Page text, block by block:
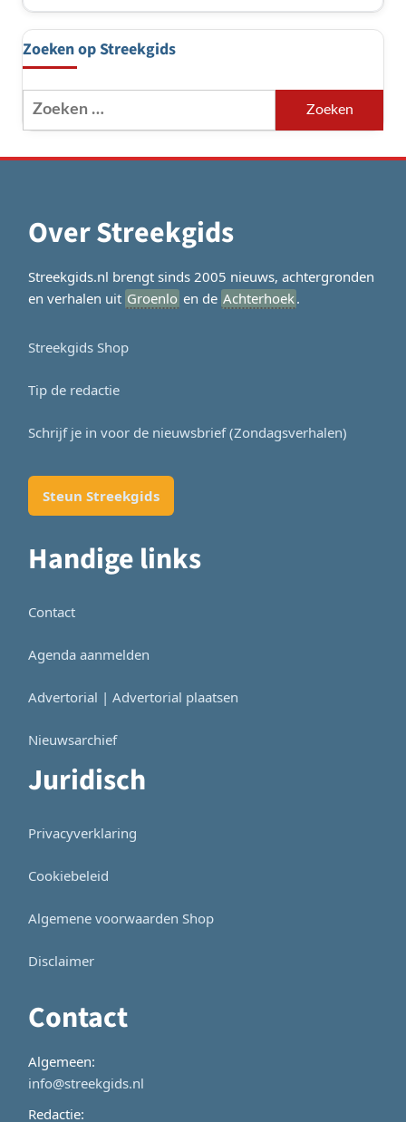
Zoeken op Streekgids
Zoeken
naar:
Over Streekgids
Streekgids.nl brengt sinds 2005 nieuws, achtergronden
en verhalen uit Groenlo en de Achterhoek.
Streekgids Shop
Tip de redactie
Schrijf je in voor de nieuwsbrief (Zondagsverhalen)
Steun Streekgids
Handige links
Contact
Agenda aanmelden
Advertorial | Advertorial plaatsen
Nieuwsarchief
Juridisch
Privacyverklaring
Cookiebeleid
Algemene voorwaarden Shop
Disclaimer
Contact
Algemeen:
info@streekgids.nl
Redactie: